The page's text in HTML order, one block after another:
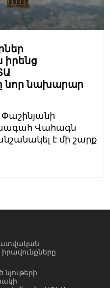
իրենց
նոր նախարար
Վահագն
է մի շարք
իրավունքները